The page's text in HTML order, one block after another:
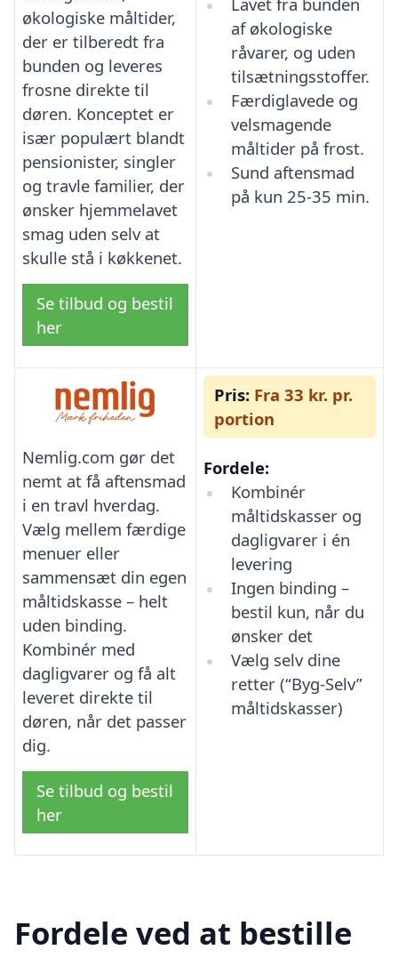
økologiske måltider,
der er tilberedt fra
bunden og leveres
frosne direkte til
døren. Konceptet er
især populært blandt
pensionister, singler
og travle familier, der
ønsker hjemmelavet
smag uden selv at
skulle stå i køkkenet.
Se tilbud og bestil
her
af økologiske
råvarer, og uden
tilsætningsstoffer.
Færdiglavede og
velsmagende
måltider på frost.
Sund aftensmad
på kun 25-35 min.
Nemlig.com gør det
nemt at få aftensmad
i en travl hverdag.
Vælg mellem færdige
menuer eller
sammensæt din egen
måltidskasse – helt
uden binding.
Kombinér med
dagligvarer og få alt
leveret direkte til
døren, når det passer
dig.
Se tilbud og bestil
her
Pris: Fra 33 kr. pr.
portion
Fordele:
Kombinér
måltidskasser og
dagligvarer i én
levering
Ingen binding –
bestil kun, når du
ønsker det
Vælg selv dine
retter (“Byg-Selv”
måltidskasser)
Fordele ved at bestille